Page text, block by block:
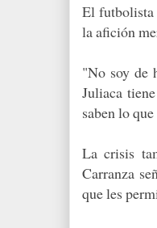
El futbolista
la afición
"No soy de
Juliaca
saben lo
La crisis
Carranza
que les